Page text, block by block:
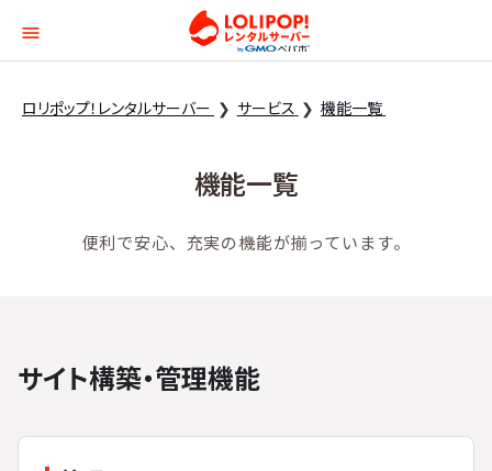
ロリポップ！レンタル
ロリポップ！レンタルサーバー サービス 機能一覧
機能一覧
便利で安心、充実の機能が揃っています。
サイト構築・管理機能